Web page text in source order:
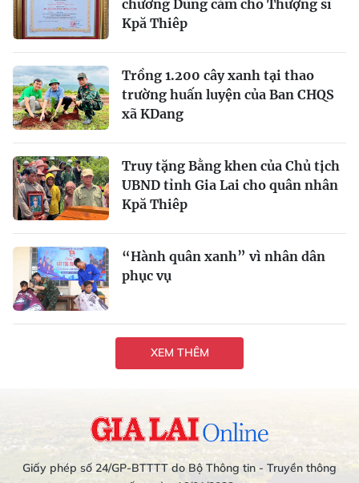
chương Dũng cảm cho Thượng sĩ
Kpă Thiêp
Trồng 1.200 cây xanh tại thao
trường huấn luyện của Ban CHQS
xã KDang
Truy tặng Bằng khen của Chủ tịch
UBND tỉnh Gia Lai cho quân nhân
Kpă Thiêp
“Hành quân xanh” vì nhân dân
phục vụ
XEM THÊM
Giấy phép số 24/GP-BTTTT do Bộ Thông tin - Truyền thông